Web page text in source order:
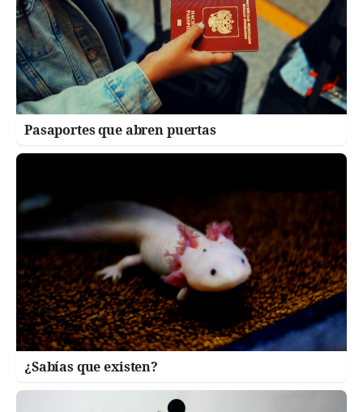
Pasaportes que abren puertas
¿Sabías que existen?